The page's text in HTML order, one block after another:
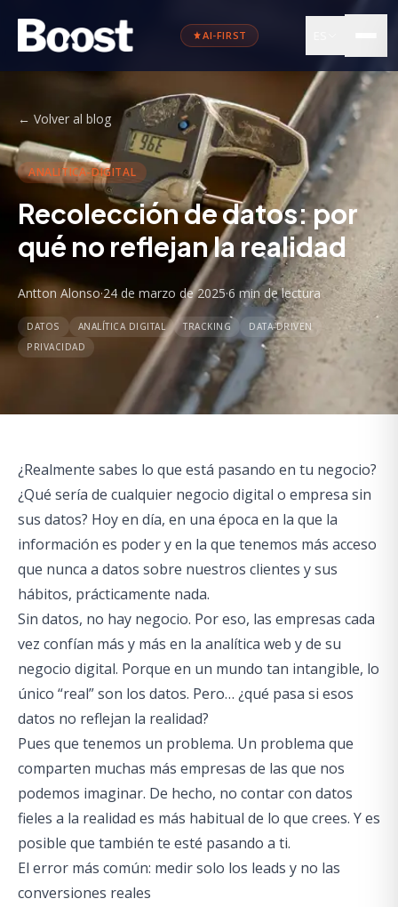
AI-FIRST
← Volver al blog
ANALITICA-DIGITAL
Recolección de datos: por
qué no reflejan la realidad
Antton Alonso·24 de marzo de 2025·6 min de lectura
DATOS ANALÍTICA DIGITAL TRACKING
DATA-DRIVEN
PRIVACIDAD
¿Realmente sabes lo que está pasando en tu negocio?
¿Qué sería de cualquier negocio digital o empresa sin
sus datos? Hoy en día, en una época en la que la
información es poder y en la que tenemos más acceso
que nunca a datos sobre nuestros clientes y sus
hábitos, prácticamente nada.
Sin datos, no hay negocio. Por eso, las empresas cada
vez confían más y más en la analítica web y de su
negocio digital. Porque en un mundo tan intangible, lo
único “real” son los datos. Pero… ¿qué pasa si esos
datos no reflejan la realidad?
Pues que tenemos un problema. Un problema que
comparten muchas más empresas de las que nos
podemos imaginar. De hecho, no contar con datos
fieles a la realidad es más habitual de lo que crees. Y es
posible que también te esté pasando a ti.
El error más común: medir solo los leads y no las
conversiones reales